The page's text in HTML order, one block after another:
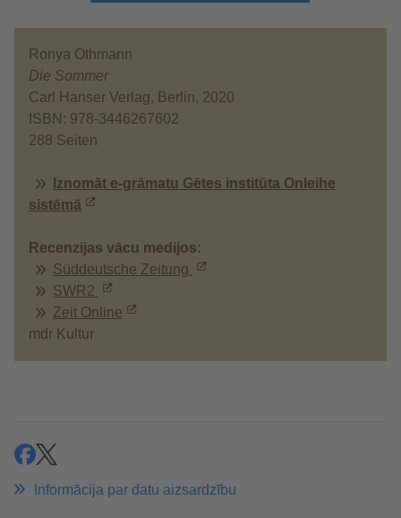
Ronya Othmann
Die Sommer
Carl Hanser Verlag, Berlin, 2020
ISBN: 978-3446267602
288 Seiten
Iznomāt e-grāmatu Gētes institūta Onleihe
sistēmā
Recenzijas vācu medijos:
Süddeutsche Zeitung
SWR2
Zeit Online
mdr Kultur
ieteiktieteikt
Informācija par datu aizsardzību